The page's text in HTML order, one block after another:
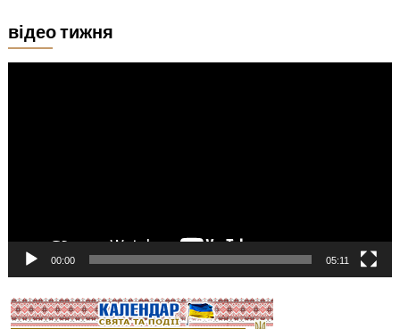
відео тижня
00:00 05:11